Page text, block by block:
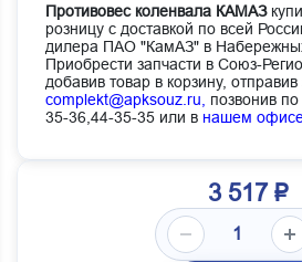
Противовес коленвала КАМАЗ
розницу с доставкой по всей
дилера ПАО "КамАЗ" в
Приобрести запчасти в Союз-
добавив товар в корзину, отправив
complekt@apksouz.ru,
позвонив
35-36,44-35-35 или в нашем
3 517 ₽